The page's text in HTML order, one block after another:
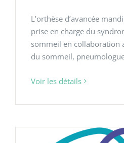
L’orthèse d’avancée
prise en charge du
sommeil en collaboration
du sommeil,
Voir les détails